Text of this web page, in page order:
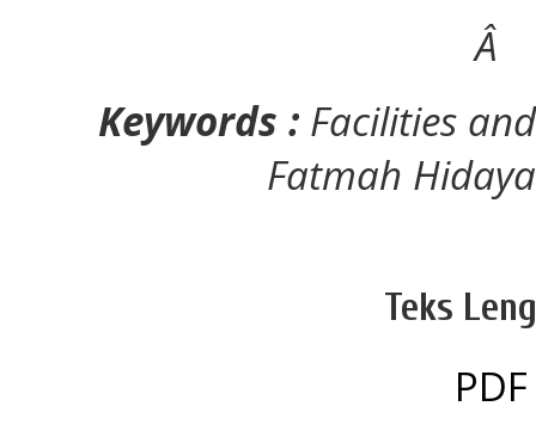
Â
Keywords : Facilities
Fatmah
Teks
PDF